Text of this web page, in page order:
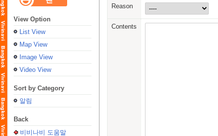
View Option
List View
Map View
Image View
Video View
Sort by Category
알림
Back
비비나비 도움말
Reason
Contents